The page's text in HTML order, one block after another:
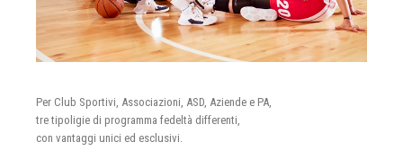
Per Club Sportivi, Associazioni, ASD, Aziende e PA,
tre tipoligie di programma fedeltà differenti,
con vantaggi unici ed esclusivi.